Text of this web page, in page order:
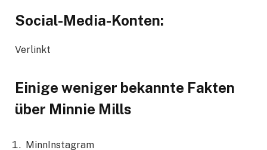
Social-Media-Konten:
Verlinkt
Einige weniger bekannte Fakten
über Minnie Mills
MinnInstagram